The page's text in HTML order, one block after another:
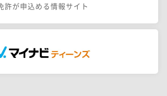
許が申込める情報サイト